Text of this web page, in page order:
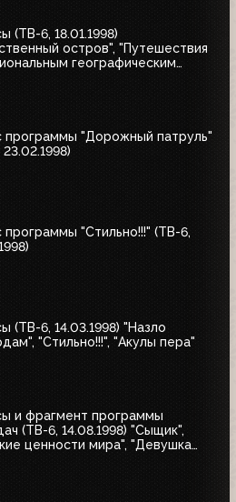
(ТВ-6, 18.01.1998)
остров", "Путешествия
географическим
программы "Дорожный патруль"
программы "Стильно!!!" (ТВ-6,
(ТВ-6, 14.03.1998) "Назло
"Стильно!!!", "Акулы пера"
и фрагмент программы
(ТВ-6, 14.08.1998) "Сыщик",
ценности мира", "Девушка